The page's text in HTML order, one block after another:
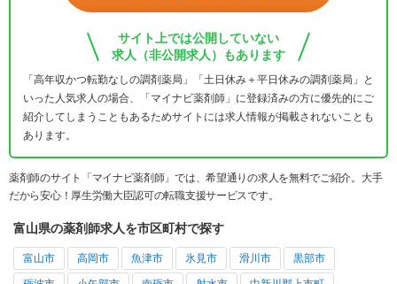
サイト上では公開していない
求人（非公開求人）もあります
「高年収かつ転勤なしの調剤薬局」「土日休み＋平日休みの調剤薬局」と
いった人気求人の場合、「マイナビ薬剤師」に登録済みの方に優先的にご
紹介してしまうこともあるためサイトには求人情報が掲載されないことも
あります。
薬剤師のサイト「マイナビ薬剤師」では、希望通りの求人を無料でご紹介。大手
だから安心！厚生労働大臣認可の転職支援サービスです。
富山県の薬剤師求人を市区町村で探す
富山市 高岡市 魚津市 氷見市 滑川市 黒部市